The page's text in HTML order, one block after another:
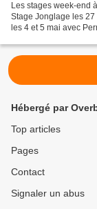
Les stages week-end
Stage Jonglage les 27
les 4 et 5 mai avec
Hébergé par
Top articles
Pages
Contact
Signaler un abus